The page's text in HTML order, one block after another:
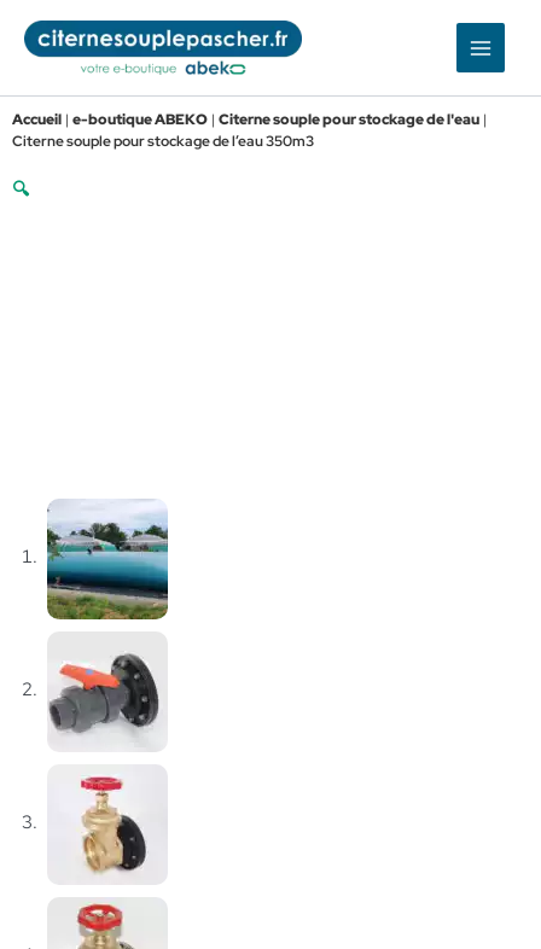
contenu
Accueil | e-boutique ABEKO | Citerne souple pour stockage de l'eau |
Citerne souple pour stockage de l’eau 350m3
🔍